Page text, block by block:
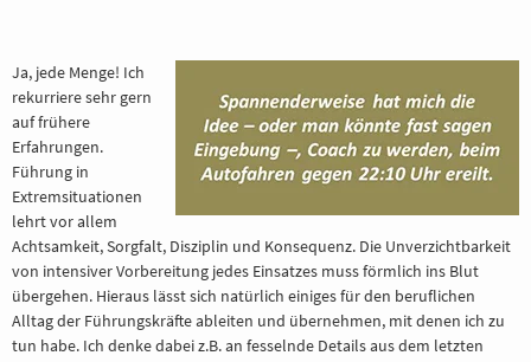
Ja, jede Menge! Ich
rekurriere sehr gern
auf frühere
Erfahrungen.
Führung in
Extremsituationen
lehrt vor allem
Achtsamkeit, Sorgfalt, Disziplin und Konsequenz. Die Unverzichtbarkeit
von intensiver Vorbereitung jedes Einsatzes muss förmlich ins Blut
übergehen. Hieraus lässt sich natürlich einiges für den beruflichen
Alltag der Führungskräfte ableiten und übernehmen, mit denen ich zu
tun habe. Ich denke dabei z.B. an fesselnde Details aus dem letzten